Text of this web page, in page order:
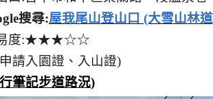
搜尋:屋我尾山登山口 (大雪山林
度:★★★☆☆
請入園證、入山證)
筆記步道路況)